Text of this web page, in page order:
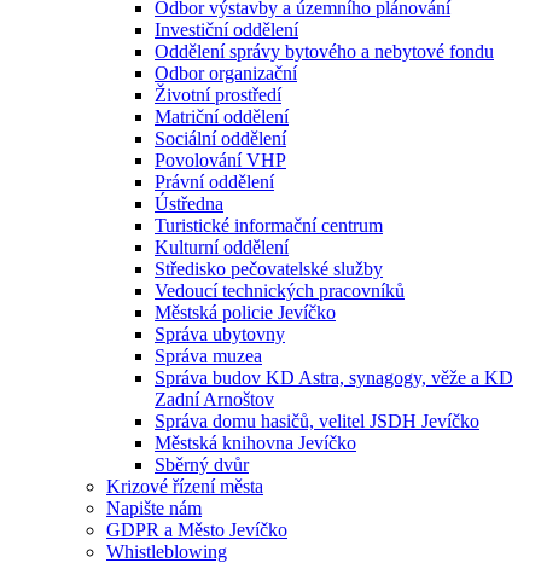
Odbor výstavby a územního plánování
Investiční oddělení
Oddělení správy bytového a nebytové fondu
Odbor organizační
Životní prostředí
Matriční oddělení
Sociální oddělení
Povolování VHP
Právní oddělení
Ústředna
Turistické informační centrum
Kulturní oddělení
Středisko pečovatelské služby
Vedoucí technických pracovníků
Městská policie Jevíčko
Správa ubytovny
Správa muzea
Správa budov KD Astra, synagogy, věže a KD
Zadní Arnoštov
Správa domu hasičů, velitel JSDH Jevíčko
Městská knihovna Jevíčko
Sběrný dvůr
Krizové řízení města
Napište nám
GDPR a Město Jevíčko
Whistleblowing